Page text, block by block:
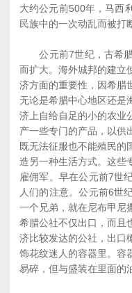
大约公元前500年，马西
民族中的一次动乱而被打
公元前7世纪，古希腊
而扩大。海外城邦的建立
济方面的重要性，因希腊
无论是希腊中心地区还是
济上自给自足的小的农业
产一些专门的产品，以供
既无法征服也不能殖民的
造另一种生活方式。这些
雇佣军。早在公元前7世
人们的注意。公元前6世
一个兄弟，就在尼布甲尼
希腊公社不仅出口，而且
济比较发达的公社，出口
饰花纹迷人的容器里。容
易碎，但与盛装在里面的